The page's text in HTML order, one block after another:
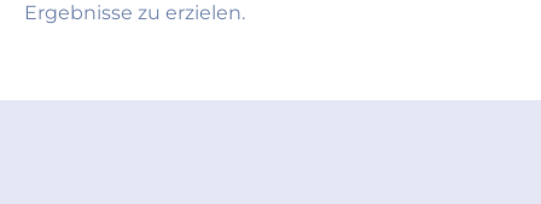
Ergebnisse zu erzielen.